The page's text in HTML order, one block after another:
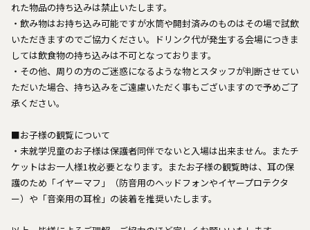
れた物品の持ち込みは禁止いたします。
・飲み物はお持ち込み可能ですが水筒や開封済みのものはその場で試飲
いただきますのでご協力ください。ドリンク代が発生する会場につきま
しては飲食物の持ち込みは不可となっております。
・その他、周りの方のご迷惑になるような物とスタッフが判断させてい
ただいた場合、持ち込みをご遠慮いただく事もございますので予めご了
承ください。
■お子様の観覧について
・未就学児童のお子様は保護者同伴でないと入場は出来ません。またチ
ケットはお一人様1枚必要となります。またお子様の観覧時は、耳の保
護のため「イヤーマフ」（防音用のヘッドフォンやイヤープロテクタ
ー）や「音楽用の耳栓」の装着を推奨いたします。